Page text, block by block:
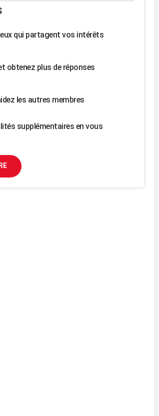
qui partagent vos intérêts
obtenez plus de réponses
les autres membres
supplémentaires en vous